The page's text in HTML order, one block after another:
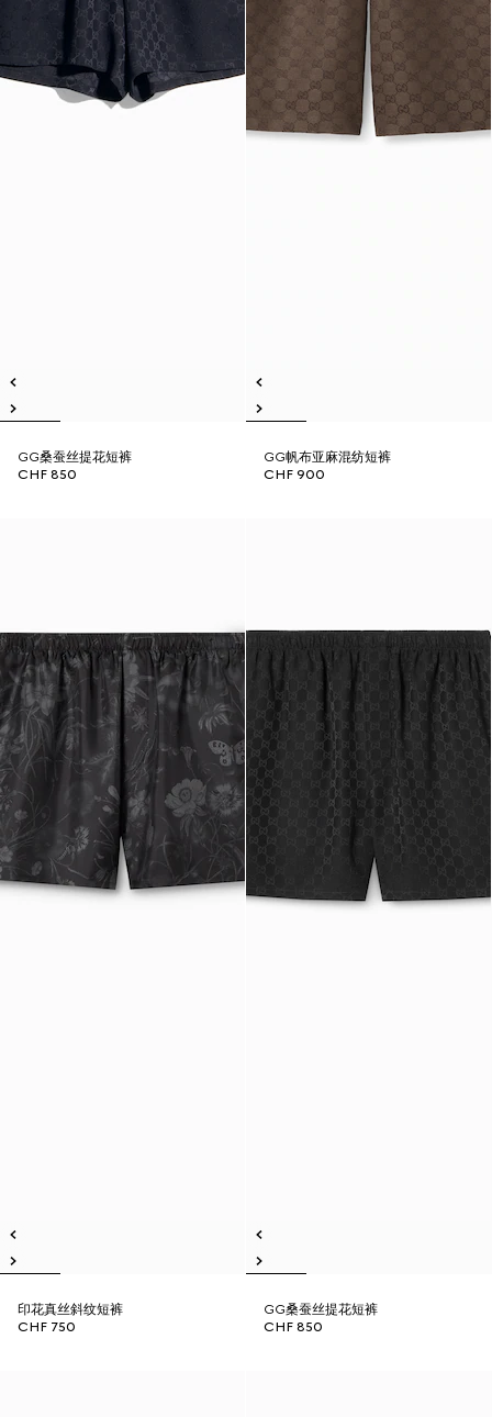
GG桑蚕丝提花短裤
CHF 850
GG帆布亚麻混纺短裤
CHF 900
印花真丝斜纹短裤
CHF 750
GG桑蚕丝提花短裤
CHF 850